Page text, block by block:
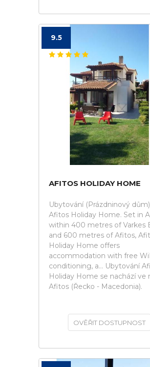
9.5
AFITOS HOLIDAY HOME
Ubytování (Prázdninový dům)
Afitos Holiday Home. Set in
within 400 metres of Varkes
and 600 metres of Afitos,
Holiday Home offers
accommodation with free
conditioning, a... Ubytování
Holiday Home se nachází ve
Afitos (Řecko - Macedonia).
OVĚŘIT DOSTUPNOST